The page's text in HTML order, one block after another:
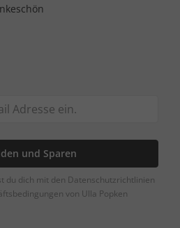
und Sparen
du dich mit den Datenschutzrichtlinien
von Ulla Popken